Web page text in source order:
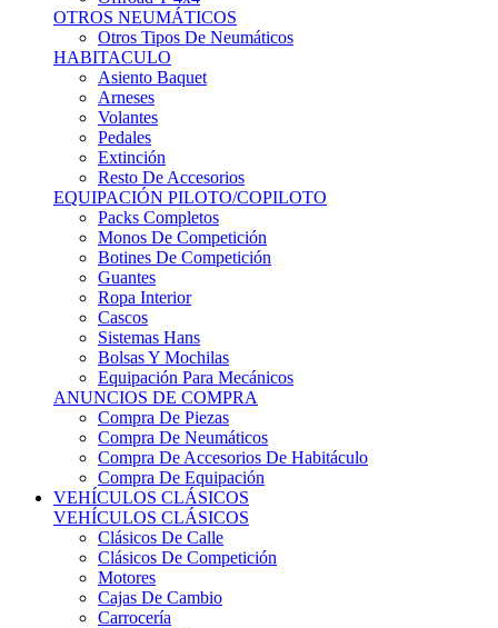
Otros Tipos De Neumáticos
HABITACULO
Asiento Baquet
Arneses
Volantes
Pedales
Extinción
Resto De Accesorios
EQUIPACIÓN PILOTO/COPILOTO
Packs Completos
Monos De Competición
Botines De Competición
Guantes
Ropa Interior
Cascos
Sistemas Hans
Bolsas Y Mochilas
Equipación Para Mecánicos
ANUNCIOS DE COMPRA
Compra De Piezas
Compra De Neumáticos
Compra De Accesorios De Habitáculo
Compra De Equipación
VEHÍCULOS CLÁSICOS
VEHÍCULOS CLÁSICOS
Clásicos De Calle
Clásicos De Competición
Motores
Cajas De Cambio
Carrocería
Suspensiones